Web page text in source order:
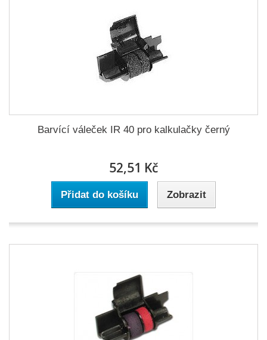
Barvící váleček IR 40 pro kalkulačky černý
52,51 Kč
Přidat do košíku Zobrazit